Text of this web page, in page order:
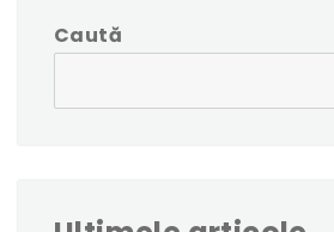
Caută